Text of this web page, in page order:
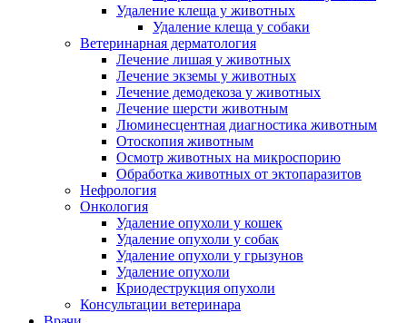
Удаление клеща у животных
Удаление клеща у собаки
Ветеринарная дерматология
Лечение лишая у животных
Лечение экземы у животных
Лечение демодекоза у животных
Лечение шерсти животным
Люминесцентная диагностика животным
Отоскопия животным
Осмотр животных на микроспорию
Обработка животных от эктопаразитов
Нефрология
Онкология
Удаление опухоли у кошек
Удаление опухоли у собак
Удаление опухоли у грызунов
Удаление опухоли
Криодеструкция опухоли
Консультации ветеринара